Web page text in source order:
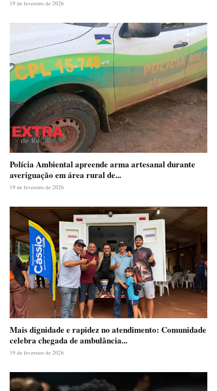
19 de fevereiro de 2026
Polícia Ambiental apreende arma artesanal durante
averiguação em área rural de...
19 de fevereiro de 2026
Mais dignidade e rapidez no atendimento: Comunidade
celebra chegada de ambulância...
19 de fevereiro de 2026